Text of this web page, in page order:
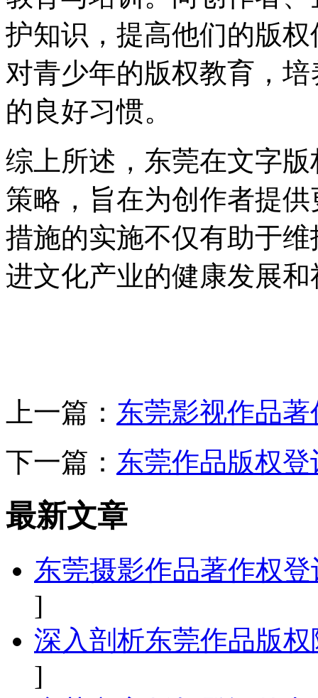
护知识，提高他们的版
对青少年的版权教育，
的良好习惯。
综上所述，东莞在文字
策略，旨在为创作者提
措施的实施不仅有助于
进文化产业的健康发展
上一篇： 东莞影视作品
下一篇： 东莞作品版权
最新文章
东莞摄影作品著作权
]
深入剖析东莞作品版
]